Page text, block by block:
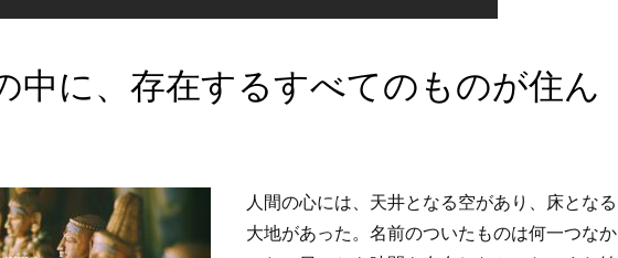
中に、存在するすべてのものが住ん
人間の心には、天井となる空があり、床となる
大地があった。名前のついたものは何一つなか